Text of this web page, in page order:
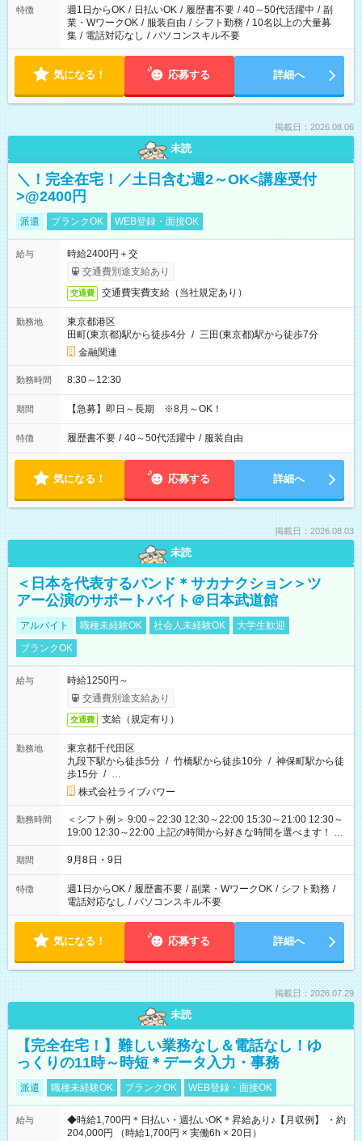
必要な場合も遠慮なくご相談ください。
特徴 週1日からOK / 日払いOK / 履歴書不要 / 40～50代活躍中 / 副
業・WワークOK / 服装自由 / シフト勤務 / 10名以上の大量募
集 / 電話対応なし / パソコンスキル不要
気になる！ 応募する 詳細へ
掲載日：2026.08.06
未読
＼！完全在宅！／土日含む週2～OK<講座受付
>@2400円
派遣 ブランクOK WEB登録・面接OK
給与
時給2400円＋交
交通費別途支給あり
交通費 交通費実費支給（当社規定あり）
勤務地
東京都港区
田町(東京都)駅から徒歩4分 / 三田(東京都)駅から徒歩7分
金融関連
勤務時間 8:30～12:30
期間 【急募】即日～長期 ※8月～OK！
特徴 履歴書不要 / 40～50代活躍中 / 服装自由
気になる！ 応募する 詳細へ
掲載日：2026.08.03
未読
＜日本を代表するバンド＊サカナクション＞ツ
アー公演のサポートバイト＠日本武道館
アルバイト 職種未経験OK 社会人未経験OK
大学生歓迎
ブランクOK
給与
時給1250円～
交通費別途支給あり
交通費 支給（規定有り）
勤務地
東京都千代田区
九段下駅から徒歩5分 / 竹橋駅から徒歩10分 / 神保町駅から徒
歩15分 / …
株式会社ライブパワー
勤務時間
＜シフト例＞ 9:00～22:30 12:30～22:00 15:30～21:00 12:30～
19:00 12:30～22:00 上記の時間から好きな時間を選べます！ ※
時間は変更となる可能性があります
期間 9月8日・9日
特徴 週1日からOK / 履歴書不要 / 副業・WワークOK / シフト勤務 /
電話対応なし / パソコンスキル不要
気になる！ 応募する 詳細へ
掲載日：2026.07.29
未読
【完全在宅！】難しい業務なし＆電話なし！ゆ
っくりの11時～時短＊データ入力・事務
派遣 職種未経験OK ブランクOK WEB登録・面接OK
給与
◆時給1,700円＊日払い・週払いOK＊昇給あり♪【月収例】 ・約
204,000円 （時給1,700円 × 実働6h × 20日）